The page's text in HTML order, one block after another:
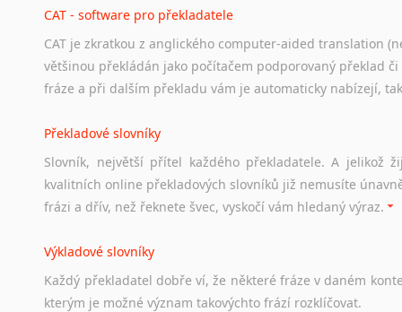
Studium v Austrálii
Soubor odkazů užitečných všem, kteří uvažují o studiu v
a zázemí, australské univerzity a samozřejmě i osobní
Práce v Austrálii
Odkazy poskytující cenné informace nekomerčního
hledat práci na internetu případně osobní zkušenosti
Hledáte-li
práci
stejná obecná pravidla, jako pro český životopis. Tak dost
CAT - software pro překladatele
CAT je zkratkou z anglického computer-aided translation
většinou překládán jako počítačem podporovaný překlad
fráze a při dalším překladu vám je automaticky nabízejí,
Překladové slovníky
Slovník, největší přítel každého překladatele. A jelikož
kvalitních online překladových slovníků již nemusíte
frázi a dřív, než řeknete švec, vyskočí vám hledaný výraz.
Výkladové slovníky
Každý překladatel dobře ví, že některé fráze v daném
kterým je možné význam takovýchto frází rozklíčovat.